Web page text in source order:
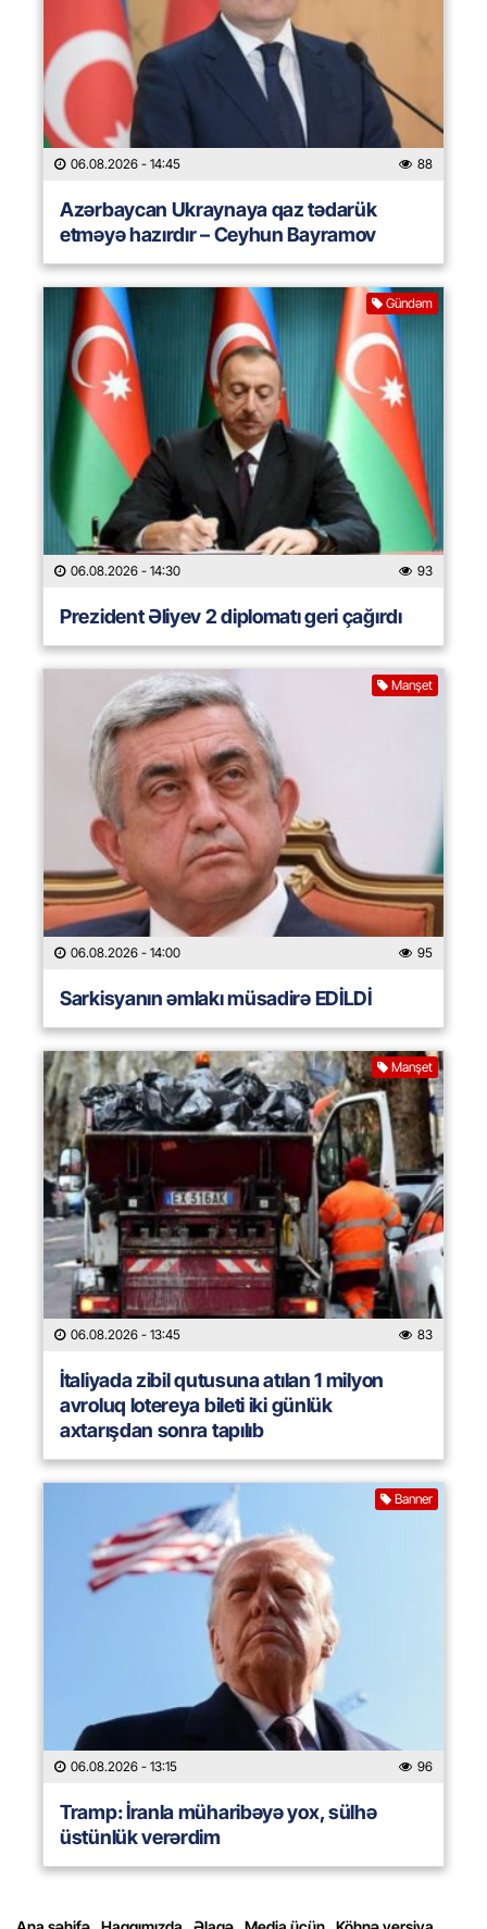
06.08.2026 - 14:45 88
Azərbaycan Ukraynaya qaz tədarük
etməyə hazırdır – Ceyhun Bayramov
Gündəm
06.08.2026 - 14:30 93
Prezident Əliyev 2 diplomatı geri çağırdı
Manşet
06.08.2026 - 14:00 95
Sarkisyanın əmlakı müsadirə EDİLDİ
Manşet
06.08.2026 - 13:45 83
İtaliyada zibil qutusuna atılan 1 milyon
avroluq lotereya bileti iki günlük
axtarışdan sonra tapılıb
Banner
06.08.2026 - 13:15 96
Tramp: İranla müharibəyə yox, sülhə
üstünlük verərdim